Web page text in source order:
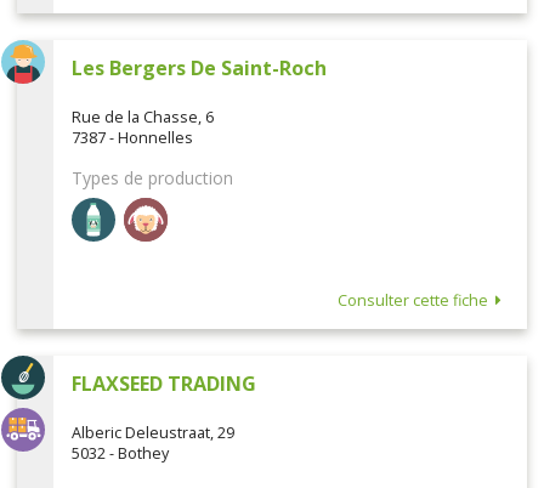
Les Bergers De Saint-Roch
Rue de la Chasse, 6
7387 - Honnelles
Types de production
Consulter cette fiche
FLAXSEED TRADING
Alberic Deleustraat, 29
5032 - Bothey